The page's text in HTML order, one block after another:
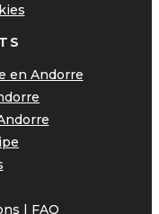
en Andorre
| FAQ